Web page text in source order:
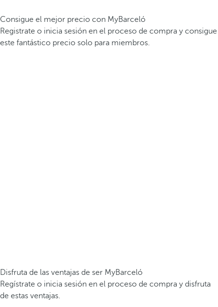
Consigue el mejor precio con MyBarceló
Registrate o inicia sesión en el proceso de compra y consigue
este fantástico precio solo para miembros.
Disfruta de las ventajas de ser MyBarceló
Regístrate o inicia sesión en el proceso de compra y disfruta
de estas ventajas.